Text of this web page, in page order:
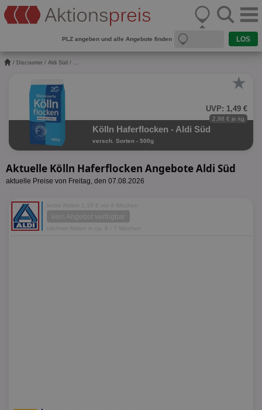
PLZ angeben und alle Angebote finden
/ Discounter / Aldi Süd / ...
★
UVP: 1,49 €
2,98 € je kg
Kölln Haferflocken - Aldi Süd
versch. Sorten - 500g
Aktuelle Kölln Haferflocken Angebote Aldi Süd
aktuelle Preise von Freitag, den 07.08.2026
letzte Aktion 1,19 € vor 4 Wochen
kein Angebot verfügbar
nächste Aktion in ca. 6 - 7 Wochen